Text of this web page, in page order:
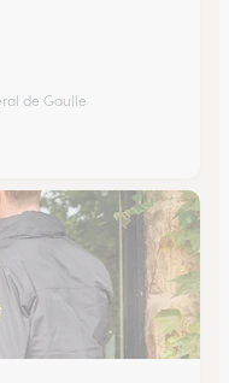
de Gaulle